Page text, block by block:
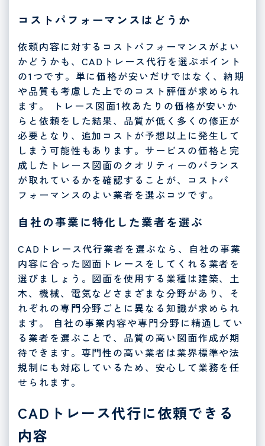
コストパフォーマンスはどうか
依頼内容に対するコストパフォーマンスがよい
かどうかも、CADトレース代行を選ぶポイント
の1つです。単に価格が安いだけではなく、納期
や品質も考慮した上でのコスト評価が求められ
ます。 トレース図面1枚あたりの価格が安いか
らと依頼をした結果、品質が低く多くの修正が
必要となり、追加コストが予想以上に発生して
しまう可能性もあります。サービスの価格と完
成したトレース図面のクオリティーのバランス
が取れているかを確認することが、コストパ
フォーマンスのよい業者を選ぶコツです。
自社の事業に特化した業者を選ぶ
CADトレース代行業者を選ぶなら、自社の事業
内容に合った図面トレースをしてくれる業者を
選びましょう。図面を使用する業種は建築、土
木、機械、電気などさまざまな分野があり、そ
れぞれの専門分野ごとに異なる知識が求められ
ます。 自社の事業内容や専門分野に精通してい
る業者を選ぶことで、品質の高い図面作成が期
待できます。専門性の高い業者は業界標準や法
規制にも対応しているため、安心して業務を任
せられます。
CADトレース代行に依頼できる
内容